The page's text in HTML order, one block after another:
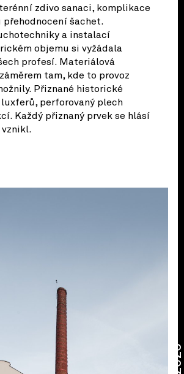
zdivo sanaci, komplikace
přehodnocení šachet.
a instalací
objemu si vyžádala
profesí. Materiálová
tam, kde to provoz
Přiznané historické
luxferů, perforovaný plech
Každý přiznaný prvek se hlásí
vznikl.
2026